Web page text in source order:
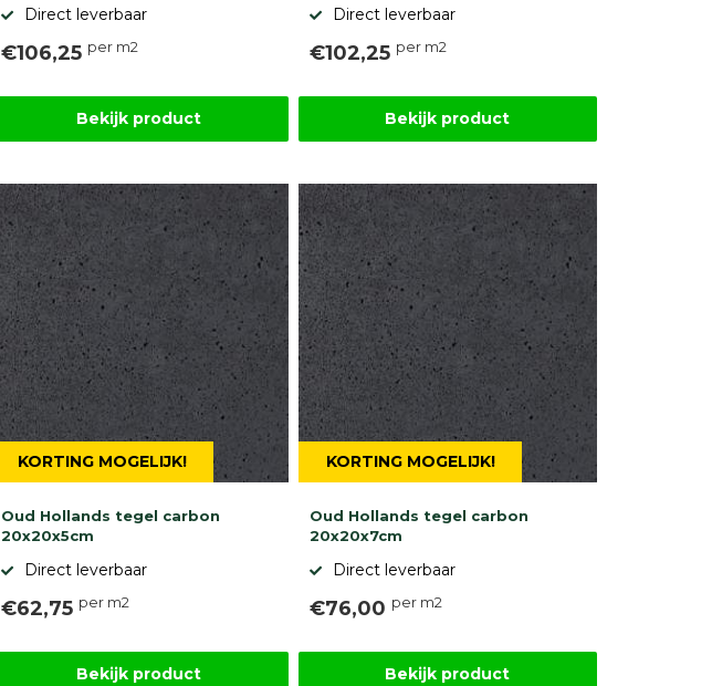
Direct leverbaar
€106,25 per m2
Bekijk product
Direct leverbaar
€102,25 per m2
Bekijk product
KORTING MOGELIJK!
Oud Hollands tegel carbon
20x20x5cm
Direct leverbaar
€62,75 per m2
Bekijk product
KORTING MOGELIJK!
Oud Hollands tegel carbon
20x20x7cm
Direct leverbaar
€76,00 per m2
Bekijk product